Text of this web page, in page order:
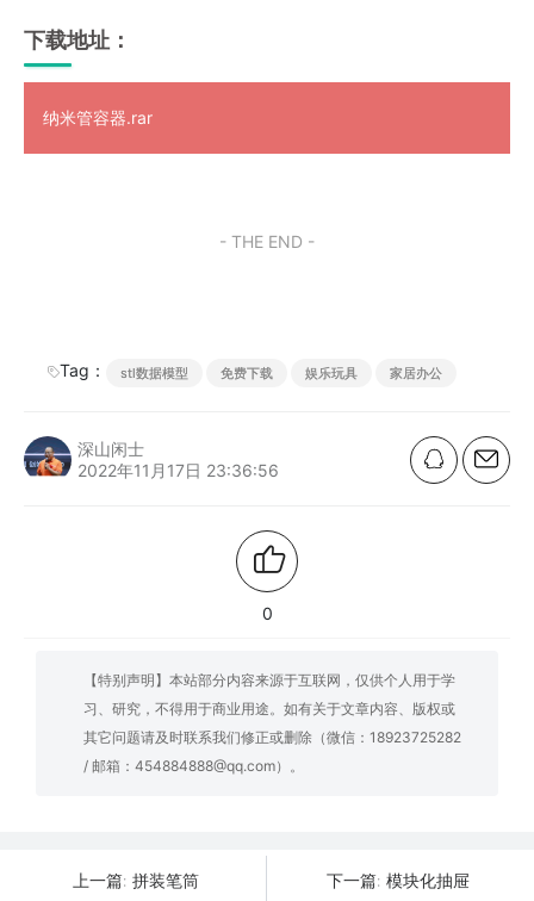
下载地址：
纳米管容器.rar
- THE END -
Tag： stl数据模型 免费下载 娱乐玩具 家居办公
深山闲士
2022年11月17日 23:36:56
0
【特别声明】本站部分内容来源于互联网，仅供个人用于学
习、研究，不得用于商业用途。如有关于文章内容、版权或
其它问题请及时联系我们修正或删除（微信：18923725282
/ 邮箱：454884888@qq.com）。
上一篇: 拼装笔筒 下一篇: 模块化抽屉